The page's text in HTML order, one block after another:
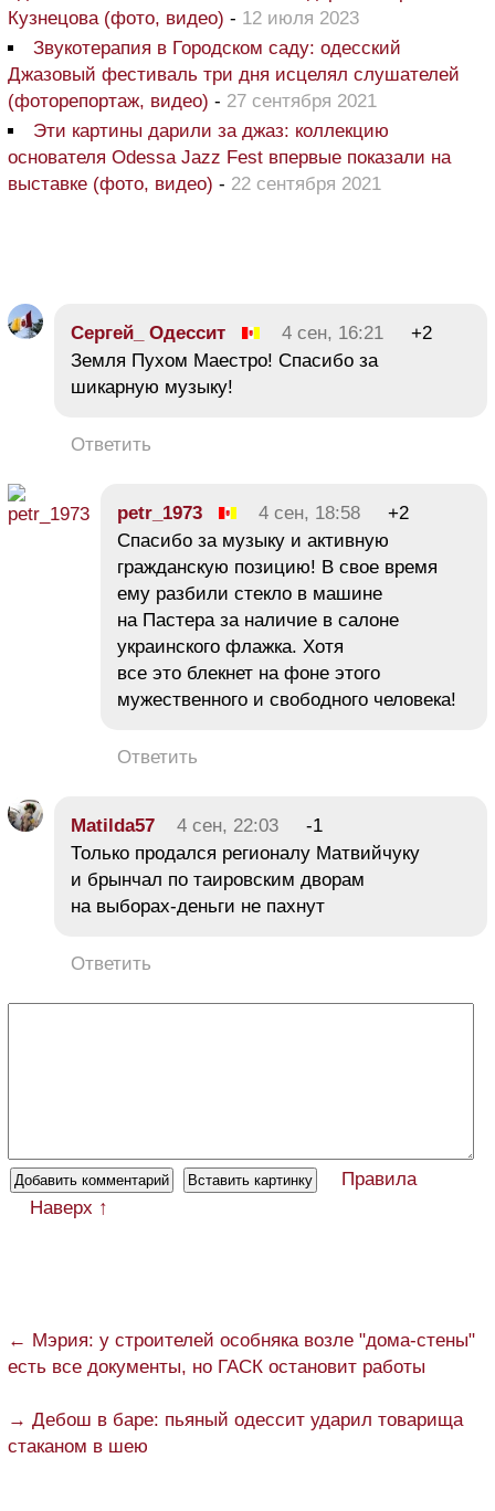
Кузнецова (фото, видео) - 12 июля 2023
Звукотерапия в Городском саду: одесский
Джазовый фестиваль три дня исцелял слушателей
(фоторепортаж, видео) - 27 сентября 2021
Эти картины дарили за джаз: коллекцию
основателя Odessa Jazz Fest впервые показали на
выставке (фото, видео) - 22 сентября 2021
Сергей_ Одессит 4 сен, 16:21
+2
Земля Пухом Маестро! Спасибо за
шикарную музыку!
Ответить
petr_1973 4 сен, 18:58
+2
Спасибо за музыку и активную
гражданскую позицию! В свое время
ему разбили стекло в машине
на Пастера за наличие в салоне
украинского флажка. Хотя
все это блекнет на фоне этого
мужественного и свободного человека!
Ответить
Matilda57 4 сен, 22:03
-1
Только продался регионалу Матвийчуку
и брынчал по таировским дворам
на выборах-деньги не пахнут
Ответить
Правила
Наверх ↑
← Мэрия: у строителей особняка возле "дома-стены"
есть все документы, но ГАСК остановит работы
→ Дебош в баре: пьяный одессит ударил товарища
стаканом в шею